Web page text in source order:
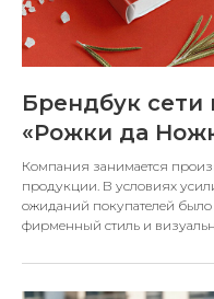
Брендбук сети
«Рожки да
Компания занимается
продукции. В условиях
ожиданий покупателей
фирменный стиль и